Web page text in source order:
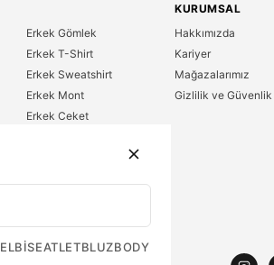
Erkek Gömlek
Erkek T-Shirt
Erkek Sweatshirt
Erkek Mont
Erkek Ceket
KURUMSAL
Hakkımızda
Kariyer
Mağazalarımız
Gizlilik ve Güvenlik
ELBISEATLETBLUZBODY